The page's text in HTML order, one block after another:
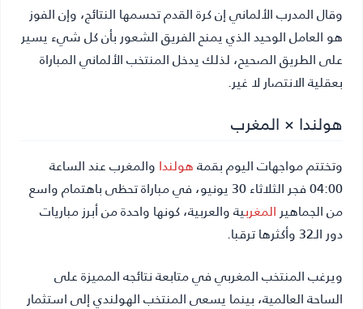
وقال المدرب الألماني إن كرة القدم تحسمها النتائج، وإن الفوز
هو العامل الوحيد الذي يمنح الفريق الشعور بأن كل شيء يسير
على الطريق الصحيح، لذلك يدخل المنتخب الألماني المباراة
بعقلية الانتصار لا غير.
هولندا × المغرب
وتختتم مواجهات اليوم بقمةهولنداوالمغرب عند الساعة
04:00 فجر الثلاثاء 30 يونيو، في مباراة تحظى باهتمام واسع
من الجماهيرالمغربية والعربية، كونها واحدة من أبرز مباريات
دور الـ32 وأكثرها ترقبا.
ويرغب المنتخب المغربي في متابعة نتائجه المميزة على
الساحة العالمية، بينما يسعى المنتخب الهولندي إلى استثمار